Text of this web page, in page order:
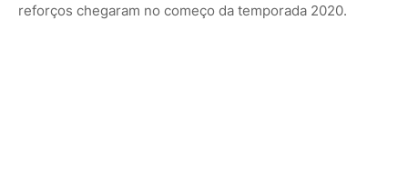
reforços chegaram no começo da temporada 2020.